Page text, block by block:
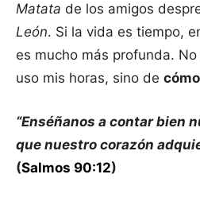
Matata de los amigos
León. Si la vida es tiempo,
es mucho más profunda.
uso mis horas, sino de
“Enséñanos a contar bien
que nuestro corazón
(Salmos 90:12)